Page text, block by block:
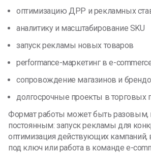
оптимизацию ДРР и рекламных
аналитику и масштабирование SKU
запуск рекламы новых товаров
performance-маркетинг в e-
сопровождение магазинов и
долгосрочные проекты в торговых
Формат работы может быть разовым,
постоянным: запуск рекламы для
оптимизация действующих кампаний,
под ключ или работа в команде e-